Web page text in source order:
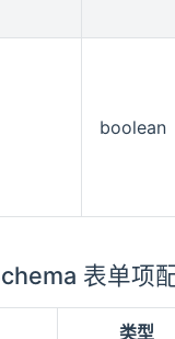
boolean
表单项
类型